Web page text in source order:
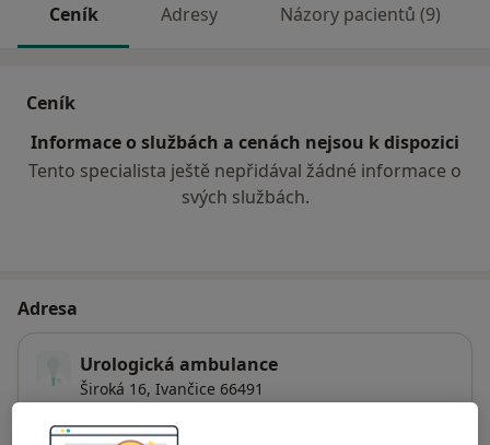
Ceník Adresy Názory pacientů (9)
Ceník
Informace o službách a cenách nejsou k dispozici
Tento specialista ještě nepřidával žádné informace o
svých službách.
Adresa
Urologická ambulance
Široká 16, Ivančice 66491